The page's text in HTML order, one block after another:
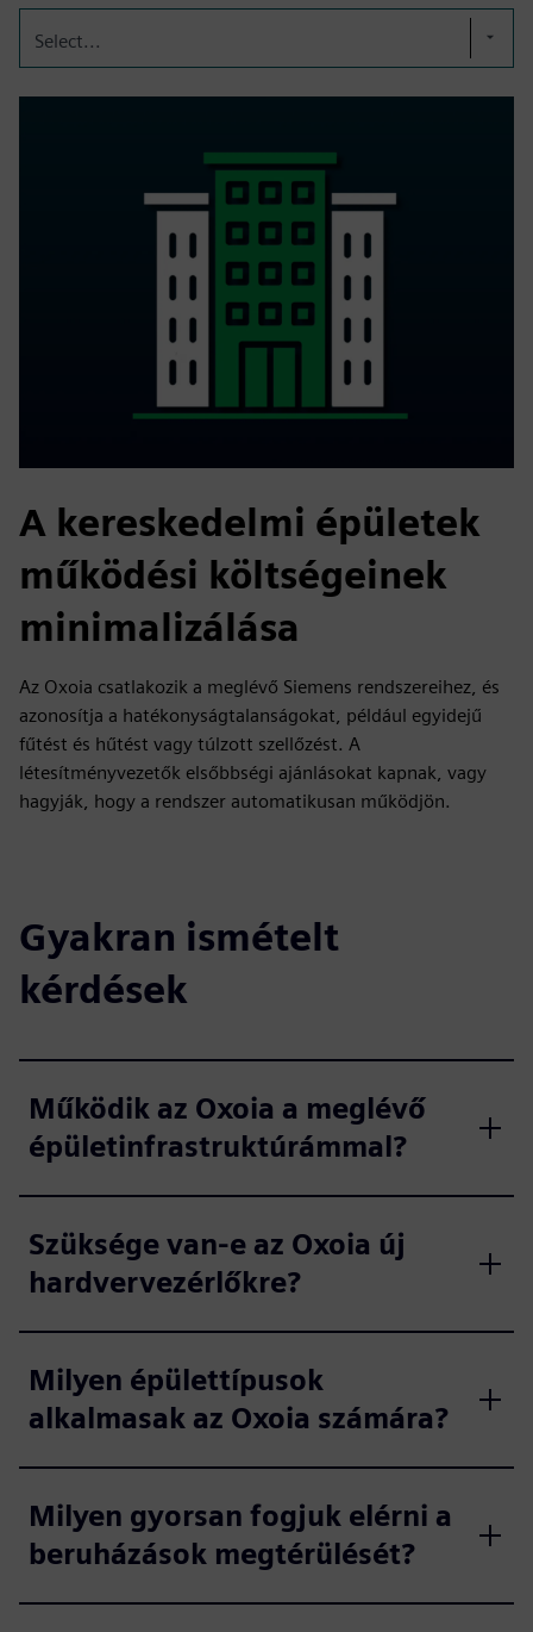
Select...
A kereskedelmi épületek
működési költségeinek
minimalizálása
Az Oxoia csatlakozik a meglévő Siemens rendszereihez, és
azonosítja a hatékonyságtalanságokat, például egyidejű
fűtést és hűtést vagy túlzott szellőzést. A
létesítményvezetők elsőbbségi ajánlásokat kapnak, vagy
hagyják, hogy a rendszer automatikusan működjön.
Gyakran ismételt
kérdések
Működik az Oxoia a meglévő
épületinfrastruktúrámmal?
Szüksége van-e az Oxoia új
hardvervezérlőkre?
Milyen épülettípusok
alkalmasak az Oxoia számára?
Milyen gyorsan fogjuk elérni a
beruházások megtérülését?